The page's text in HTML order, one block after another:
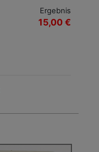
Ergebnis
15,00 €